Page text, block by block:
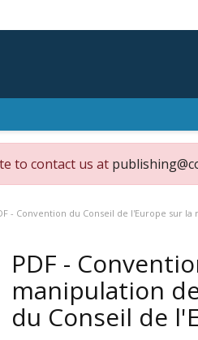
to contact us at
- Convention du Conseil de l'Europe sur
PDF -
manipulation
du Conseil de